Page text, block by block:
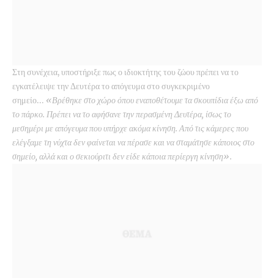
Στη συνέχεια, υποστήριξε πως ο ιδιοκτήτης του ζώου πρέπει να το
εγκατέλειψε την Δευτέρα το απόγευμα στο συγκεκριμένο
σημείο… «Βρέθηκε στο χώρο όπου εναποθέτουμε τα σκουπίδια έξω από
το πάρκο. Πρέπει να το αφήσανε την περασμένη Δευτέρα, ίσως το
μεσημέρι με απόγευμα που υπήρχε ακόμα κίνηση. Από τις κάμερες που
ελέγξαμε τη νύχτα δεν φαίνεται να πέρασε και να σταμάτησε κάποιος στο
σημείο, αλλά και ο σεκιούριτι δεν είδε κάποια περίεργη κίνηση».